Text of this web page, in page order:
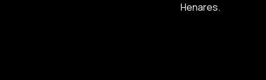
Henares.